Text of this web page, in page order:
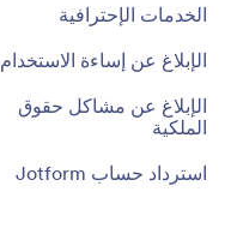
الخدمات الإحترافية
الإبلاغ عن إساءة الاستخدام
الإبلاغ عن مشاكل حقوق
الملكية
استرداد حساب Jotform